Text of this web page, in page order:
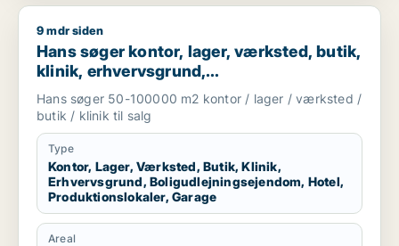
Hans søger kontor, lager, værksted, butik, klinik,
9 mdr siden
Hans søger kontor, lager, værksted, butik,
klinik, erhvervsgrund,
boligudlejningsejendom, hotel,
produktionslokaler eller garage til salg i
Region Sjælland
Hans søger 50-100000 m2 kontor / lager / værksted /
butik / klinik til salg
Type
Kontor, Lager, Værksted, Butik, Klinik,
Erhvervsgrund, Boligudlejningsejendom, Hotel,
Produktionslokaler, Garage
Areal